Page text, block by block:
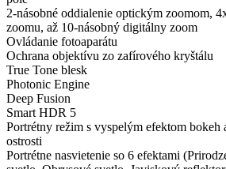
2-násobné oddialenie optickým zoomom,
zoomu, až 10-násobný digitálny zoom
Ovládanie fotoaparátu
Ochrana objektívu zo zafírového kryštálu
True Tone blesk
Photonic Engine
Deep Fusion
Smart HDR 5
Portrétny režim s vyspelým efektom bokeh
ostrosti
Portrétne nasvietenie so 6 efektami